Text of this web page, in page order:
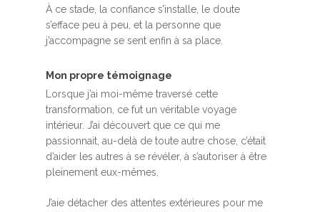
À ce stade, la confiance s’installe, le doute
s’efface peu à peu, et la personne que
j’accompagne se sent enfin à sa place.
Mon propre témoignage
Lorsque j’ai moi-même traversé cette
transformation, ce fut un véritable voyage
intérieur. J’ai découvert que ce qui me
passionnait, au-delà de toute autre chose, c’était
d’aider les autres à se révéler, à s’autoriser à être
pleinement eux-mêmes.
J’aie détacher des attentes extérieures pour me